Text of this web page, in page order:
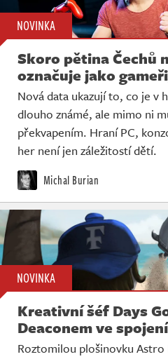
NOVINKA
Skoro pětina Čechů
označuje jako
Nová data ukazují to, co je v
dlouho známé, ale mimo ni
překvapením. Hraní PC,
her není jen záležitostí dětí.
Michal Burian
NOVINKA
Kreativní šéf Days
Deaconem ve
Roztomilou plošinovku